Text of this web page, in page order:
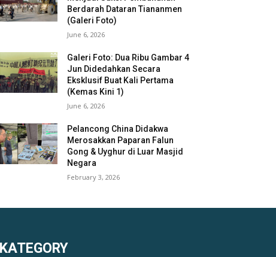
Berdarah Dataran Tiananmen
(Galeri Foto)
June 6, 2026
Galeri Foto: Dua Ribu Gambar 4
Jun Didedahkan Secara
Eksklusif Buat Kali Pertama
(Kemas Kini 1)
June 6, 2026
Pelancong China Didakwa
Merosakkan Paparan Falun
Gong & Uyghur di Luar Masjid
Negara
February 3, 2026
KATEGORY